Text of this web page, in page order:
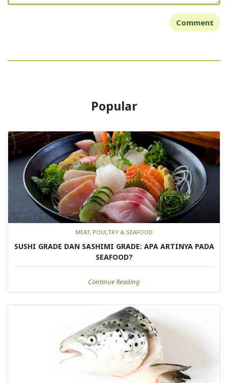
Comment
Popular
MEAT, POULTRY & SEAFOOD
SUSHI GRADE DAN SASHIMI GRADE: APA ARTINYA PADA
SEAFOOD?
Continue Reading